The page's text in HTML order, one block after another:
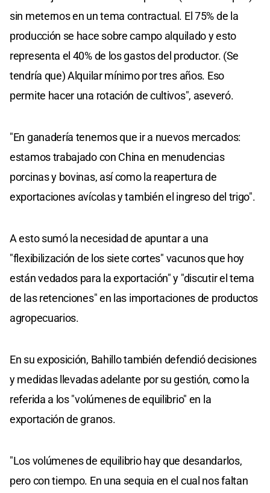
sin meternos en un tema contractual. El 75% de la
producción se hace sobre campo alquilado y esto
representa el 40% de los gastos del productor. (Se
tendría que) Alquilar mínimo por tres años. Eso
permite hacer una rotación de cultivos", aseveró.
"En ganadería tenemos que ir a nuevos mercados:
estamos trabajado con China en menudencias
porcinas y bovinas, así como la reapertura de
exportaciones avícolas y también el ingreso del trigo".
A esto sumó la necesidad de apuntar a una
"flexibilización de los siete cortes" vacunos que hoy
están vedados para la exportación" y "discutir el tema
de las retenciones" en las importaciones de productos
agropecuarios.
En su exposición, Bahillo también defendió decisiones
y medidas llevadas adelante por su gestión, como la
referida a los "volúmenes de equilibrio" en la
exportación de granos.
"Los volúmenes de equilibrio hay que desandarlos,
pero con tiempo. En una sequia en el cual nos faltan